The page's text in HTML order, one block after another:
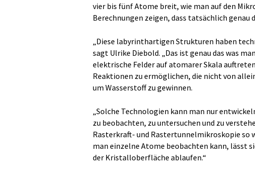
vier bis fünf Atome breit, wie man auf den
Berechnungen zeigen, dass tatsächlich
„Diese labyrinthartigen Strukturen haben
sagt Ulrike Diebold. „Das ist genau das was
elektrische Felder auf atomarer Skala
Reaktionen zu ermöglichen, die nicht von
um Wasserstoff zu gewinnen.
„Solche Technologien kann man nur
zu beobachten, zu untersuchen und zu
Rasterkraft- und Rastertunnelmikroskopie so
man einzelne Atome beobachten kann, lässt
der Kristalloberfläche ablaufen.“